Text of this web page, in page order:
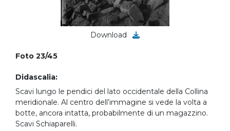
Download
Foto 23/45
Didascalia:
Scavi lungo le pendici del lato occidentale della Collina
meridionale. Al centro dell’immagine si vede la volta a
botte, ancora intatta, probabilmente di un magazzino.
Scavi Schiaparelli.